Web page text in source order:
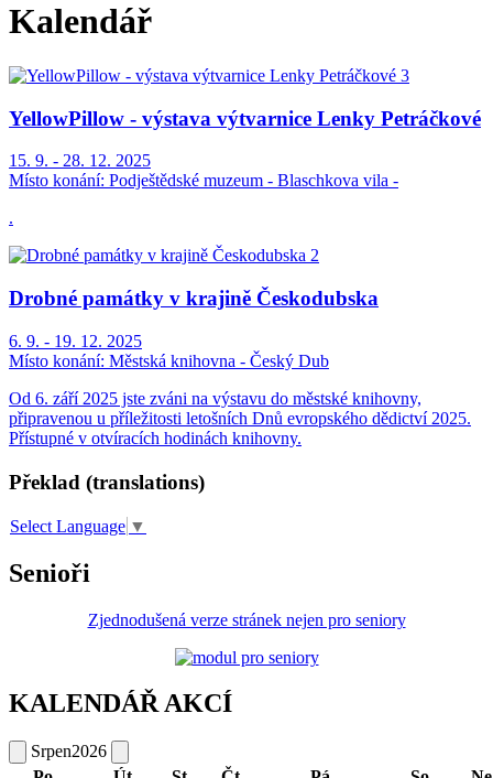
Kalendář
YellowPillow - výstava výtvarnice Lenky Petráčkové
15. 9. - 28. 12. 2025
Místo konání: Podještědské muzeum - Blaschkova vila -
.
Drobné památky v krajině Českodubska
6. 9. - 19. 12. 2025
Místo konání: Městská knihovna - Český Dub
Od 6. září 2025 jste zváni na výstavu do městské knihovny,
připravenou u příležitosti letošních Dnů evropského dědictví 2025.
Přístupné v otvíracích hodinách knihovny.
Překlad (translations)
Select Language ▼
Senioři
Zjednodušená verze stránek nejen pro seniory
KALENDÁŘ AKCÍ
Srpen2026